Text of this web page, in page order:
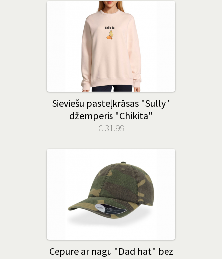
Sieviešu pasteļkrāsas "Sully"
džemperis "Chikita"
€ 31.99
Cepure ar nagu "Dad hat" bez